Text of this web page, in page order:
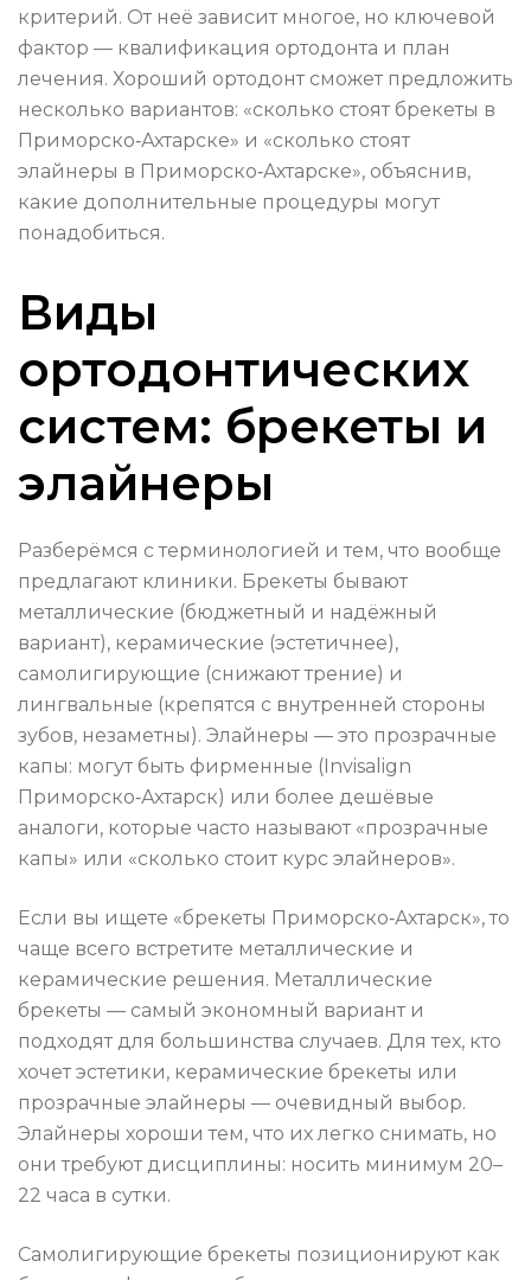
критерий. От неё зависит многое, но ключевой
фактор — квалификация ортодонта и план
лечения. Хороший ортодонт сможет предложить
несколько вариантов: «сколько стоят брекеты в
Приморско‑Ахтарске» и «сколько стоят
элайнеры в Приморско‑Ахтарске», объяснив,
какие дополнительные процедуры могут
понадобиться.
Виды
ортодонтических
систем: брекеты и
элайнеры
Разберёмся с терминологией и тем, что вообще
предлагают клиники. Брекеты бывают
металлические (бюджетный и надёжный
вариант), керамические (эстетичнее),
самолигирующие (снижают трение) и
лингвальные (крепятся с внутренней стороны
зубов, незаметны). Элайнеры — это прозрачные
капы: могут быть фирменные (Invisalign
Приморско‑Ахтарск) или более дешёвые
аналоги, которые часто называют «прозрачные
капы» или «сколько стоит курс элайнеров».
Если вы ищете «брекеты Приморско‑Ахтарск», то
чаще всего встретите металлические и
керамические решения. Металлические
брекеты — самый экономный вариант и
подходят для большинства случаев. Для тех, кто
хочет эстетики, керамические брекеты или
прозрачные элайнеры — очевидный выбор.
Элайнеры хороши тем, что их легко снимать, но
они требуют дисциплины: носить минимум 20–
22 часа в сутки.
Самолигирующие брекеты позиционируют как